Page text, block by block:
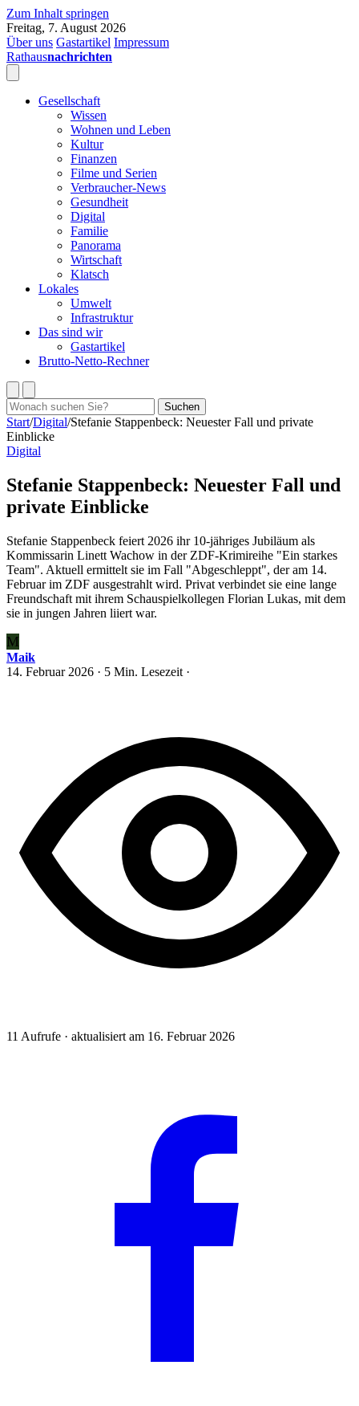
Zum Inhalt springen
Freitag, 7. August 2026
Über uns Gastartikel Impressum
Rathausnachrichten
Gesellschaft
Wissen
Wohnen und Leben
Kultur
Finanzen
Filme und Serien
Verbraucher-News
Gesundheit
Digital
Familie
Panorama
Wirtschaft
Klatsch
Lokales
Umwelt
Infrastruktur
Das sind wir
Gastartikel
Brutto-Netto-Rechner
Suchen
nach:
Suchen
Start/Digital/Stefanie Stappenbeck: Neuester Fall und private
Einblicke
Digital
Stefanie Stappenbeck: Neuester Fall und
private Einblicke
Stefanie Stappenbeck feiert 2026 ihr 10-jähriges Jubiläum als
Kommissarin Linett Wachow in der ZDF-Krimireihe "Ein starkes
Team". Aktuell ermittelt sie im Fall "Abgeschleppt", der am 14.
Februar im ZDF ausgestrahlt wird. Privat verbindet sie eine lange
Freundschaft mit ihrem Schauspielkollegen Florian Lukas, mit dem
sie in jungen Jahren liiert war.
M
Maik
14. Februar 2026 · 5 Min. Lesezeit ·
11 Aufrufe · aktualisiert am 16. Februar 2026